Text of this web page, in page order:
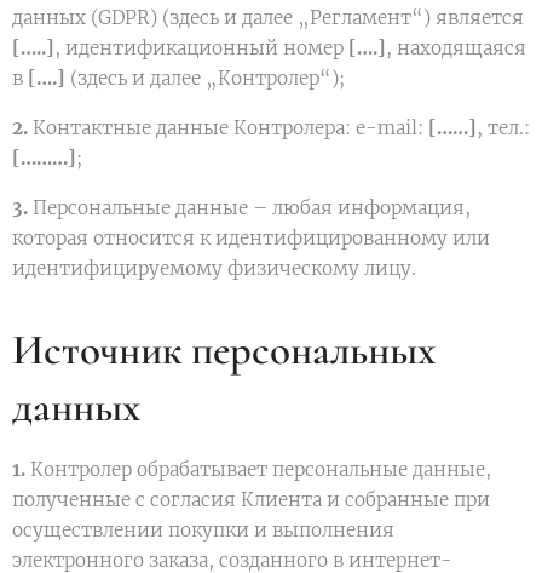
данных (GDPR) (здесь и далее „Регламент“) является
[…..] , идентификационный номер [….] , находящаяся
в [….] (здесь и далее „Контролер“);
2. Контактные данные Контролера: e-mail: [……] , тел.:
[………] ;
3. Персональные данные – любая информация,
которая относится к идентифицированному или
идентифицируемому физическому лицу.
Источник персональных
данных
1. Контролер обрабатывает персональные данные,
полученные с согласия Клиента и собранные при
осуществлении покупки и выполнения
электронного заказа, созданного в интернет-